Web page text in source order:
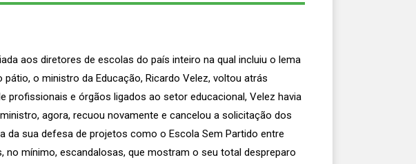
aos diretores de escolas do país inteiro na qual incluiu o lema
o ministro da Educação, Ricardo Velez, voltou atrás
profissionais e órgãos ligados ao setor educacional, Velez havia
agora, recuou novamente e cancelou a solicitação dos
da sua defesa de projetos como o Escola Sem Partido entre
mínimo, escandalosas, que mostram o seu total despreparo